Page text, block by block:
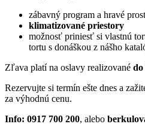
zábavný program a hravé
klimatizované priestory
možnosť priniesť si vlastnú
tortu s donáškou z nášho
Zľava platí na oslavy realizované do
Rezervujte si termín ešte dnes a
za výhodnú cenu.
Info: 0917 700 200, alebo